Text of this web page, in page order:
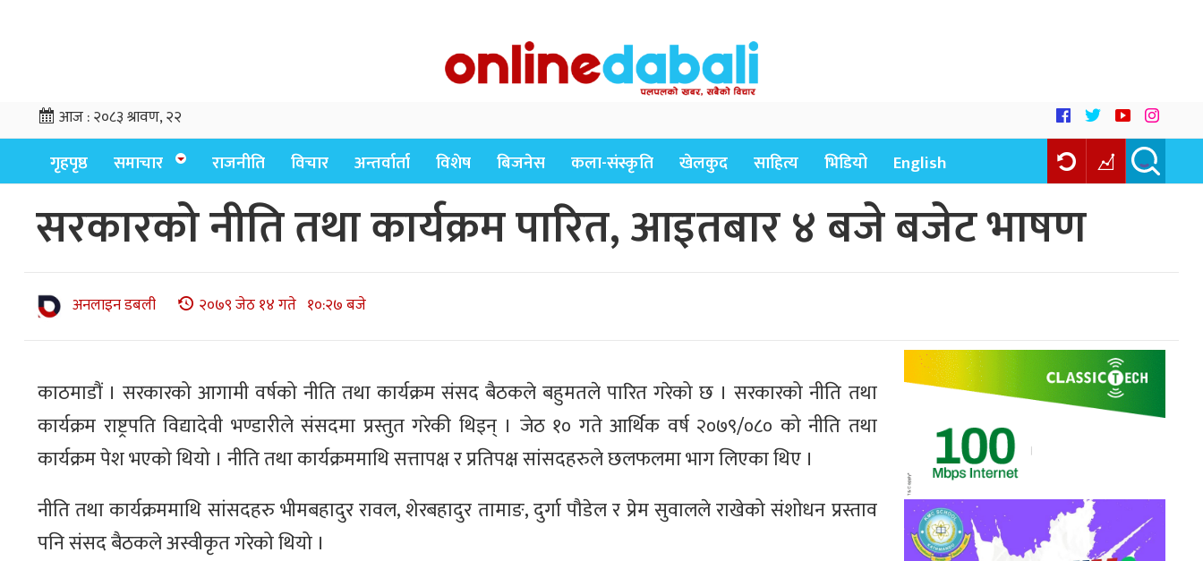
आज :२०८३ श्रावण, २२
गृहपृष्ठ समाचार राजनीति विचार अन्तर्वार्ता विशेष बिजनेस कला-संस्कृति खेलकुद साहित्य भिडियो English
सरकारको नीति तथा कार्यक्रम पारित, आइतबार ४ बजे बजेट भाषण
अनलाइन डबली २०७९ जेठ १४ गते १०:२७ बजे
काठमाडौं । सरकारको आगामी वर्षको नीति तथा कार्यक्रम संसद बैठकले बहुमतले पारित गरेको छ । सरकारको नीति तथा
कार्यक्रम राष्ट्रपति विद्यादेवी भण्डारीले संसदमा प्रस्तुत गरेकी थिइन् । जेठ १० गते आर्थिक वर्ष २०७९/०८० को नीति तथा
कार्यक्रम पेश भएको थियो । नीति तथा कार्यक्रममाथि सत्तापक्ष र प्रतिपक्ष सांसदहरुले छलफलमा भाग लिएका थिए ।
नीति तथा कार्यक्रममाथि सांसदहरु भीमबहादुर रावल, शेरबहादुर तामाङ, दुर्गा पौडेल र प्रेम सुवालले राखेको संशोधन प्रस्ताव
पनि संसद बैठकले अस्वीकृत गरेको थियो ।